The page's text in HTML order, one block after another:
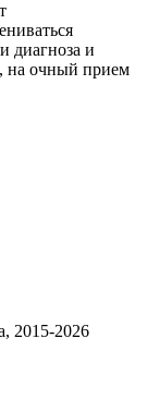
диагноза и
на очный прием
2015-2026